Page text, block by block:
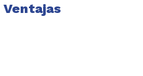
Ventajas